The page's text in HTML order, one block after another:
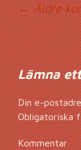
← Äldre
Lämna
Din e-
Obligatoriska
Kommentar*